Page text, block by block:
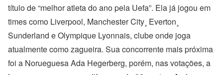
título de “melhor atleta do ano pela Uefa”. Ela já jogou em
times como Liverpool, Manchester City¸ Everton¸
Sunderland e Olympique Lyonnais, clube onde joga
atualmente como zagueira. Sua concorrente mais próxima
foi a Norueguesa Ada Hegerberg, porém, nas votações, a